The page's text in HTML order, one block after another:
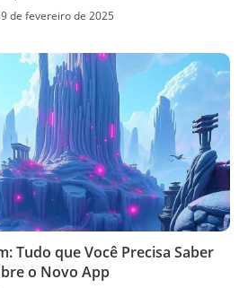
de fevereiro de 2025
Tudo que Você Precisa Saber
o Novo App